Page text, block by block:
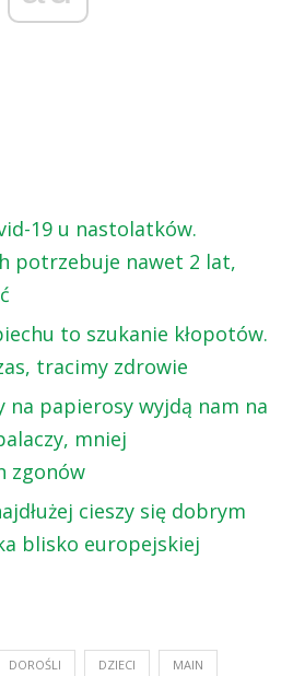
19 u nastolatków.
potrzebuje nawet 2 lat,
to szukanie kłopotów.
tracimy zdrowie
na papierosy wyjdą nam na
mniej
zgonów
cieszy się dobrym
blisko europejskiej
DOROŚLI DZIECI MAIN